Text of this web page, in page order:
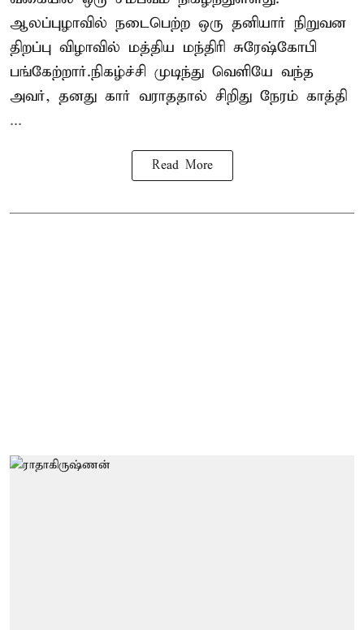
ஆலப்புழாவில் நடைபெற்ற ஒரு தனியார் நிறுவன
திறப்பு விழாவில் மத்திய மந்திரி சுரேஷ்கோபி
பங்கேற்றார்.நிகழ்ச்சி முடிந்து வெளியே வந்த
அவர், தனது கார் வராததால் சிறிது நேரம் காத்தி
...
Read More